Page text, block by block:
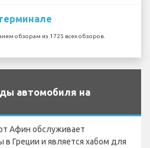
обзорам из 1725 всех обзоров.
автомобиля на
Афин обслуживает
Греции и является хабом для